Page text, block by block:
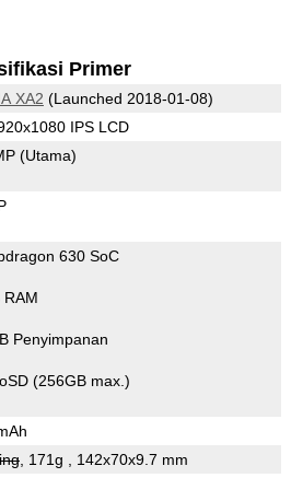
Primer
XA2 (Launched 2018-01-08)
IPS LCD
(Utama)
630 SoC
RAM
Penyimpanan
(256GB max.)
, 171g , 142x70x9.7 mm